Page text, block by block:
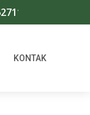
667966 | WA :
KONTAK